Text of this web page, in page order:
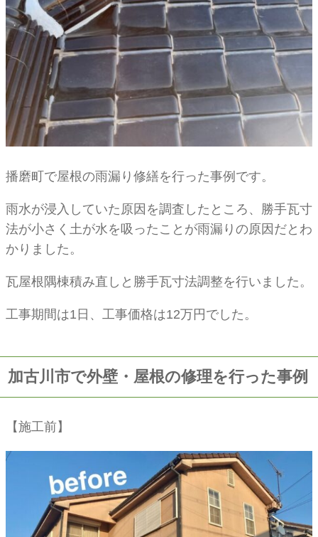
播磨町で屋根の雨漏り修繕を行った事例です。
雨水が浸入していた原因を調査したところ、勝手瓦寸
法が小さく土が水を吸ったことが雨漏りの原因だとわ
かりました。
瓦屋根隅棟積み直しと勝手瓦寸法調整を行いました。
工事期間は1日、工事価格は12万円でした。
加古川市で外壁・屋根の修理を行った事例
【施工前】